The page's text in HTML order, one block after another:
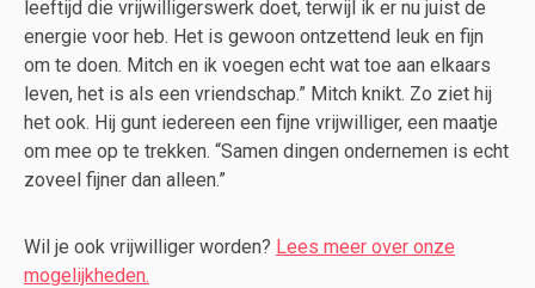
leeftijd die vrijwilligerswerk doet, terwijl ik er nu juist de
energie voor heb. Het is gewoon ontzettend leuk en fijn
om te doen. Mitch en ik voegen echt wat toe aan elkaars
leven, het is als een vriendschap.” Mitch knikt. Zo ziet hij
het ook. Hij gunt iedereen een fijne vrijwilliger, een maatje
om mee op te trekken. “Samen dingen ondernemen is echt
zoveel fijner dan alleen.”
Wil je ook vrijwilliger worden? Lees meer over onze
mogelijkheden.